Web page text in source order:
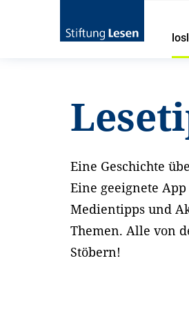
Eine Geschichte
Eine geeignete
Medientipps und
Themen. Alle von
Stöbern!